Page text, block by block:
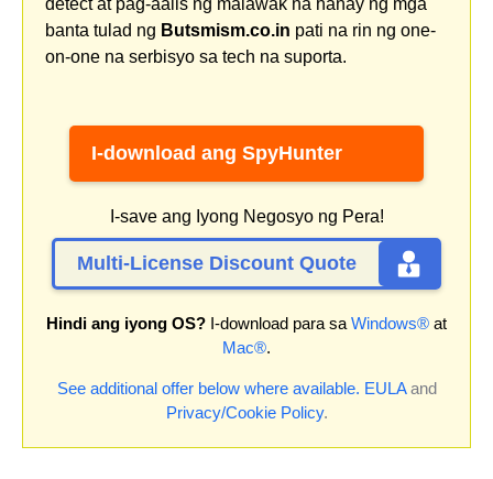
detect at pag-aalis ng malawak na hanay ng mga
banta tulad ng Butsmism.co.in pati na rin ng one-
on-one na serbisyo sa tech na suporta.
I-download ang SpyHunter
I-save ang Iyong Negosyo ng Pera!
Multi-License Discount Quote
Hindi ang iyong OS? I-download para saWindows® at
Mac®.
See additional offer below where available. EULAand
Privacy/Cookie Policy.